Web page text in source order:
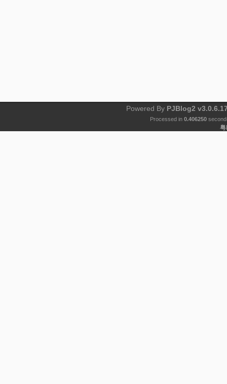
Powered By PJBlog2
Processed in 0.406250